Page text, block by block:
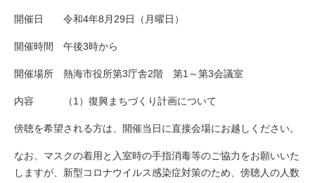
開催日 令和4年8月29日（月曜日）
開催時間 午後3時から
開催場所 熱海市役所第3庁舎2階 第1～第3会議室
内容 （1）復興まちづくり計画について
傍聴を希望される方は、開催当日に直接会場にお越しください。
なお、マスクの着用と入室時の手指消毒等のご協力をお願いいた
しますが、新型コロナウイルス感染症対策のため、傍聴人の人数